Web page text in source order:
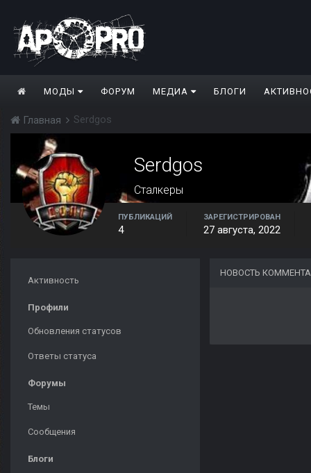
МОДЫ ФОРУМ МЕДИА БЛОГИ
Главная Serdgos
Serdgos
Сталкеры
ПУБЛИКАЦИЙ
4
ЗАРЕГИСТРИРОВАН
27 августа, 2022
Активность
Профили
Обновления статусов
Ответы статуса
Форумы
Темы
Сообщения
Блоги
НОВОСТЬ